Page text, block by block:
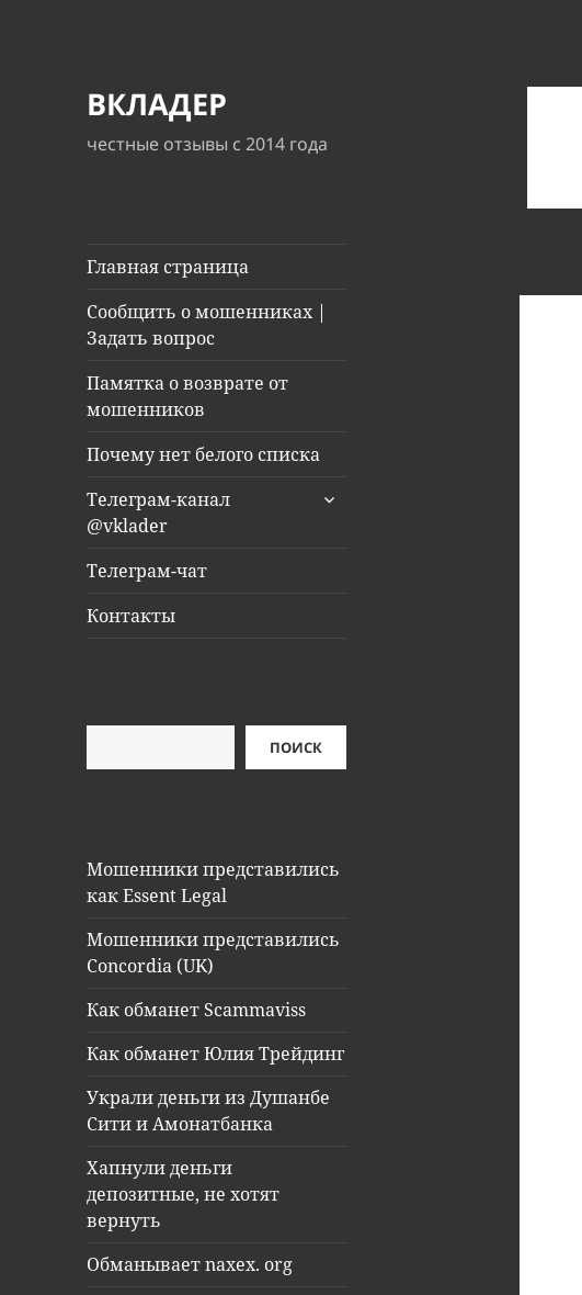
ВКЛАДЕР
честные отзывы с 2014 года
Главная страница
Сообщить о мошенниках |
Задать вопрос
Памятка о возврате от
мошенников
Почему нет белого списка
Телеграм-канал
@vklader
раскрыть
Телеграм-чат
Контакты
ПОИСК
Мошенники представились
как Essent Legal
Мошенники представились
Concordia (UK)
Как обманет Scammaviss
Как обманет Юлия Трейдинг
Украли деньги из Душанбе
Сити и Амонатбанка
Хапнули деньги
депозитные, не хотят
вернуть
Обманывает naxex. org